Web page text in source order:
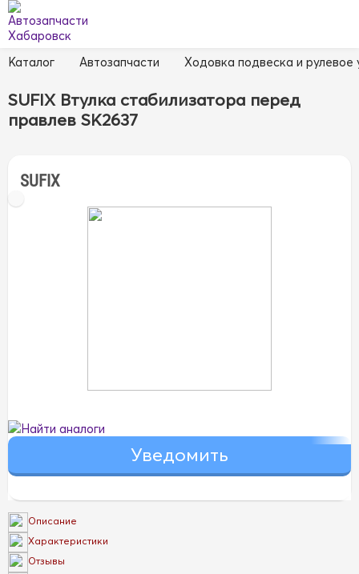
Каталог Автозапчасти Ходовка подвеска и рулевое
SUFIX Втулка стабилизатора перед
правлев SK2637
SUFIX
Найти аналоги
Описание
Характеристики
Отзывы